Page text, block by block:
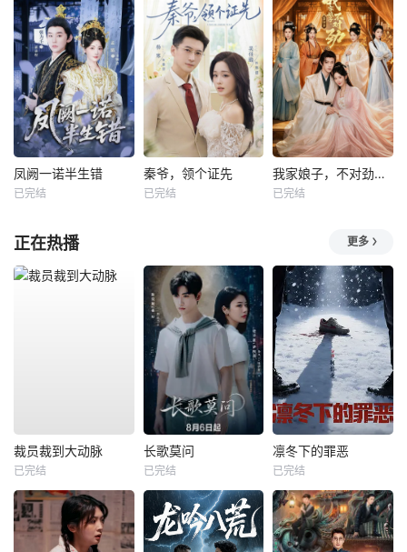
凤阙一诺半生错
已完结
秦爷，领个证先
已完结
我家娘子，不对劲第四季
已完结
正在热播 更多
裁员裁到大动脉
已完结
长歌莫问
已完结
凛冬下的罪恶
已完结